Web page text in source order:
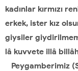
kadınlar kırmızı
erkek, ister kız
giysiler
lâ kuvvete illâ
Peygamberimiz